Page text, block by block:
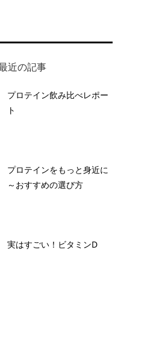
近の記事
プロテイン飲み比べレポー
ト
プロテインをもっと身近に
～おすすめの選び方
実はすごい！ビタミンD